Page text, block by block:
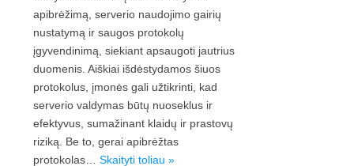
apibrėžimą, serverio naudojimo gairių
nustatymą ir saugos protokolų
įgyvendinimą, siekiant apsaugoti jautrius
duomenis. Aiškiai išdėstydamos šiuos
protokolus, įmonės gali užtikrinti, kad
serverio valdymas būtų nuoseklus ir
efektyvus, sumažinant klaidų ir prastovų
riziką. Be to, gerai apibrėžtas
protokolas… Skaityti toliau »